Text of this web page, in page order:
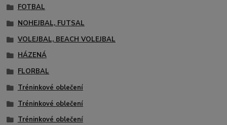
FOTBAL
NOHEJBAL, FUTSAL
VOLEJBAL, BEACH VOLEJBAL
HÁZENÁ
FLORBAL
Tréninkové oblečení
Tréninkové oblečení
Tréninkové oblečení